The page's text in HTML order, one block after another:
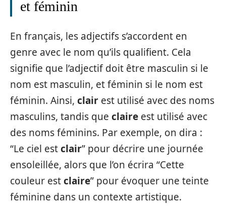
et féminin
En français, les adjectifs s’accordent en
genre avec le nom qu’ils qualifient. Cela
signifie que l’adjectif doit être masculin si le
nom est masculin, et féminin si le nom est
féminin. Ainsi, clair est utilisé avec des noms
masculins, tandis que claire est utilisé avec
des noms féminins. Par exemple, on dira :
“Le ciel estclair” pour décrire une journée
ensoleillée, alors que l’on écrira “Cette
couleur estclaire” pour évoquer une teinte
féminine dans un contexte artistique.